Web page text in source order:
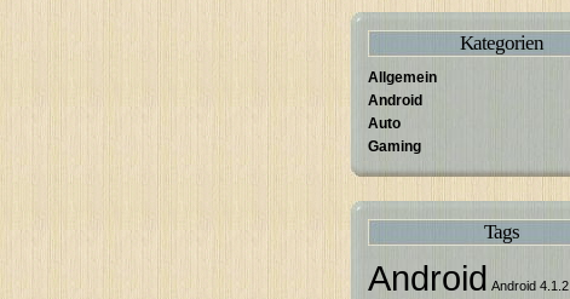
Kategorien
Allgemein
Android
Auto
Gaming
Tags
Android Android 4.1.2